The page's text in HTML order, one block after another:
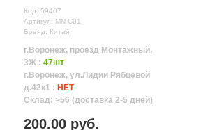
Код: 59407
Артикул: MN-C01
Бренд: Китай
г.Воронеж, проезд Монтажный,
3Ж : 47шт
г.Воронеж, ул.Лидии Рябцевой
д.42к1 : НЕТ
Склад: >56 (доставка 2-5 дней)
200.00 руб.